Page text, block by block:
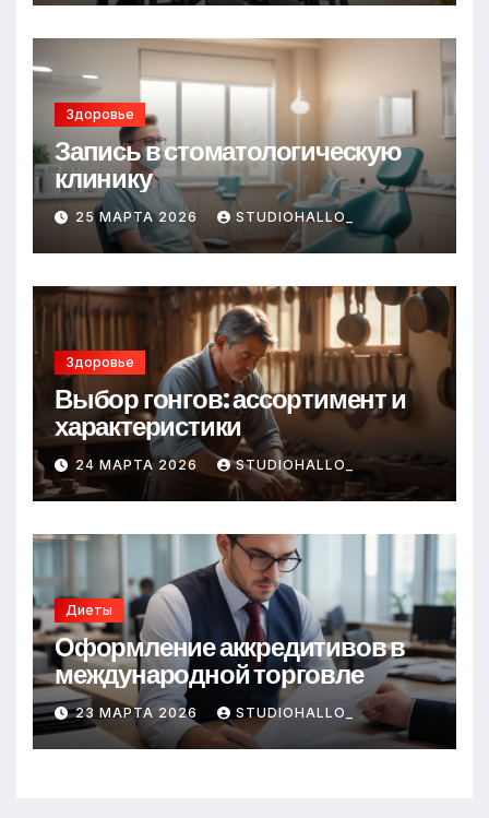
Здоровье
Запись в стоматологическую
клинику
25 МАРТА 2026 STUDIOHALLO_
Здоровье
Выбор гонгов: ассортимент и
характеристики
24 МАРТА 2026 STUDIOHALLO_
Диеты
Оформление аккредитивов в
международной торговле
23 МАРТА 2026 STUDIOHALLO_